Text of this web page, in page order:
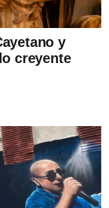
y
creyente